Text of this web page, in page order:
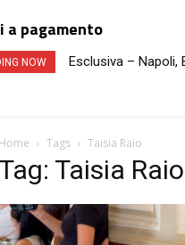
a pagamento
NOW Esclusiva – Napoli,
Home Tags Taisia Raio
Tag: Taisia Raio